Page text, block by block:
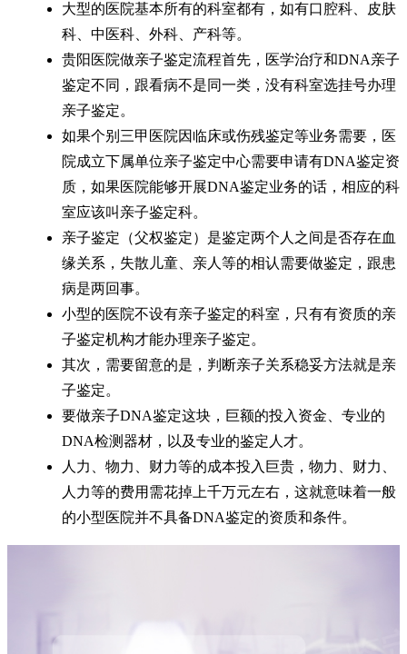
大型的医院基本所有的科室都有，如有口腔科、皮肤
科、中医科、外科、产科等。
贵阳医院做亲子鉴定流程首先，医学治疗和DNA亲子
鉴定不同，跟看病不是同一类，没有科室选挂号办理
亲子鉴定。
如果个别三甲医院因临床或伤残鉴定等业务需要，医
院成立下属单位亲子鉴定中心需要申请有DNA鉴定资
质，如果医院能够开展DNA鉴定业务的话，相应的科
室应该叫亲子鉴定科。
亲子鉴定（父权鉴定）是鉴定两个人之间是否存在血
缘关系，失散儿童、亲人等的相认需要做鉴定，跟患
病是两回事。
小型的医院不设有亲子鉴定的科室，只有有资质的亲
子鉴定机构才能办理亲子鉴定。
其次，需要留意的是，判断亲子关系稳妥方法就是亲
子鉴定。
要做亲子DNA鉴定这块，巨额的投入资金、专业的
DNA检测器材，以及专业的鉴定人才。
人力、物力、财力等的成本投入巨贵，物力、财力、
人力等的费用需花掉上千万元左右，这就意味着一般
的小型医院并不具备DNA鉴定的资质和条件。